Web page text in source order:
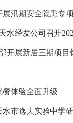
展汛期安全隐患专
水经发公司召开
开展新居三期项目
餐体验全面升级
水市逸夫实验中学